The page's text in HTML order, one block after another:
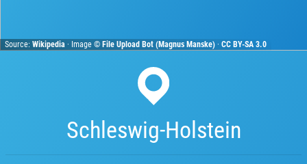
Source:Wikipedia · Image ©File Upload Bot (Magnus Manske) ·CC BY-SA 3.0
Schleswig-Holstein